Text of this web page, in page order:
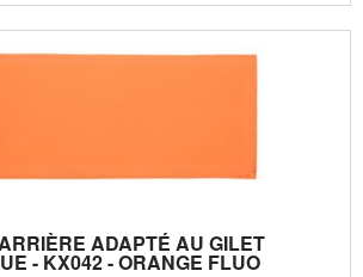
ADAPTÉ AU GILET
- KX042 - ORANGE FLUO